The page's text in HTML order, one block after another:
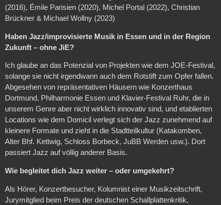
(2016), Émile Parisien (2020), Michel Portal (2022), Christian
Brückner & Michael Wollny (2023)
Haben Jazz/improvisierte Musik in Essen und in der Region
Zukunft – ohne JiE?
Ich glaube an das Potenzial von Projekten wie dem JOE-Festival,
solange sie nicht irgendwann auch dem Rotstift zum Opfer fallen.
Abgesehen von repräsentativen Häusern wie Konzerthaus
Dortmund, Philharmonie Essen und Klavier-Festival Ruhr, die in
unserem Genre aber nicht wirklich innovativ sind, und etablierten
Locations wie dem Domicil verlegt sich der Jazz zunehmend auf
kleinere Formate und zieht in die Stadtteilkultur (Katakomben,
Alter Bhf. Kettwig, Schloss Borbeck, JuBB Werden usw.). Dort
passiert Jazz auf völlig anderer Basis.
Wie begleitet dich Jazz weiter – oder umgekehrt?
Als Hörer, Konzertbesucher, Kolumnist einer Musikzeitschrift,
Jurymitglied beim Preis der deutschen Schallplattenkritik,